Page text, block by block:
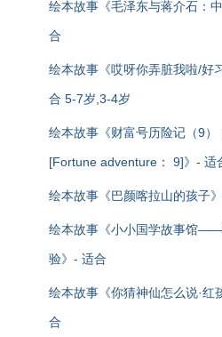
绘本故事《毛泽东与蒋介石：
合
绘本故事《哎呀你弄脏我啦/好
合 5-7岁,3-4岁
绘本故事《财富号历险记（9
[Fortune adventure： 9]》- 适
绘本故事《巴颜喀拉山的孩子
绘本故事《小小国学故事馆
验》- 适合
绘本故事《你猜神仙怎么说·
合